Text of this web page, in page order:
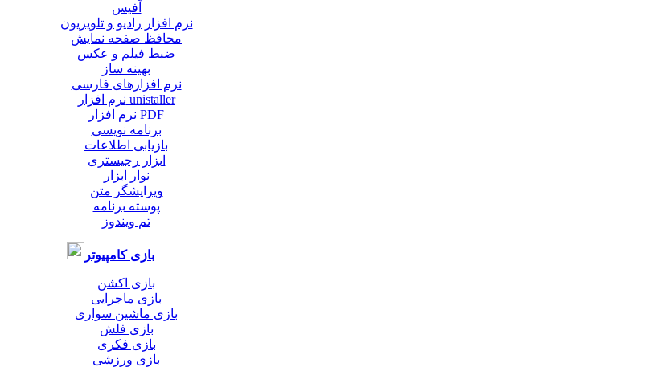
آفیس
نرم افزار رادیو و تلویزیون
محافظ صفحه نمایش
ضبط فيلم و عكس
بهینه ساز
نرم افزارهای فارسی
نرم افزار unistaller
نرم افزار PDF
برنامه نویسی
بازیابی اطلاعات
ابزار رجیستری
نوار ابزار
ویرایشگر متن
پوسته برنامه
تم ویندوز
بازی کامپیوتر
بازی اکشن
بازی ماجرایی
بازی ماشین سواری
بازی فلش
بازی فکری
بازی ورزشی